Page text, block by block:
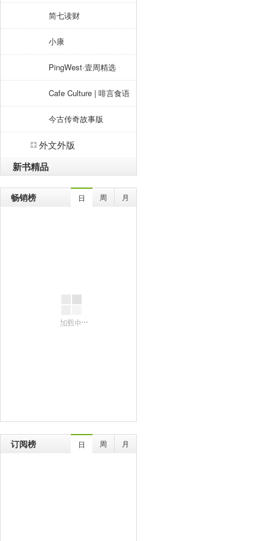
简七读财
小康
PingWest·壹周精选
Cafe Culture | 啡言食语
今古传奇故事版
外文外版
新书精品
畅销榜 日 周 月
订阅榜 日 周 月